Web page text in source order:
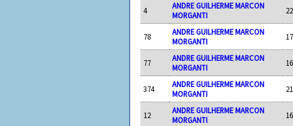
4
ANDRE GUILHERME MARCON
MORGANTI
78
ANDRE GUILHERME MARCON
MORGANTI
77
ANDRE GUILHERME MARCON
MORGANTI
374
ANDRE GUILHERME MARCON
MORGANTI
12
ANDRE GUILHERME MARCON
MORGANTI